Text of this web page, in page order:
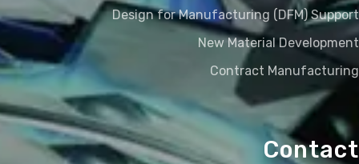
Design for Manufacturing (DFM) Support
New Material Development
Contract Manufacturing
Contact